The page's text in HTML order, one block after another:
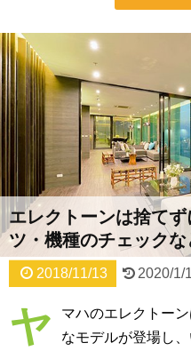
エレクトーンは捨て
ツ・機種のチェックな
2018/11/13 2020/1/
ヤ
マハのエレクトー
なモデルが登場し